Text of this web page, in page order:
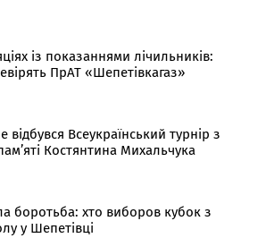
із показаннями лічильників:
ПрАТ «Шепетівкагаз»
Всеукраїнський турнір з
Костянтина Михальчука
боротьба: хто виборов кубок з
у Шепетівці